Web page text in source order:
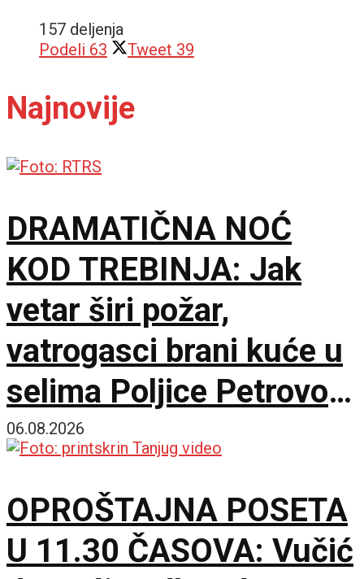
157 deljenja
Podeli 63 Tweet 39
Najnovije
DRAMATIČNA NOĆ
KOD TREBINJA: Jak
vetar širi požar,
vatrogasci brani kuće u
selima Poljice Petrovo i
Marići
06.08.2026
OPROŠTAJNA POSETA
U 11.30 ČASOVA: Vučić